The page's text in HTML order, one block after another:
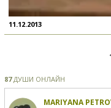
11.12.2013
87ДУШИ ОНЛАЙН
MARIYANA